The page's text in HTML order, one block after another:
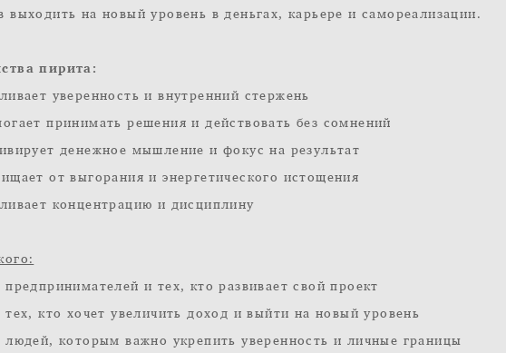
выходить на новый уровень в деньгах, карьере и самореализации.
пирита:
уверенность и внутренний стержень
принимать решения и действовать без сомнений
денежное мышление и фокус на результат
от выгорания и энергетического истощения
концентрацию и дисциплину
и тех, кто развивает свой проект
кто хочет увеличить доход и выйти на новый уровень
людей, которым важно укрепить уверенность и личные границы